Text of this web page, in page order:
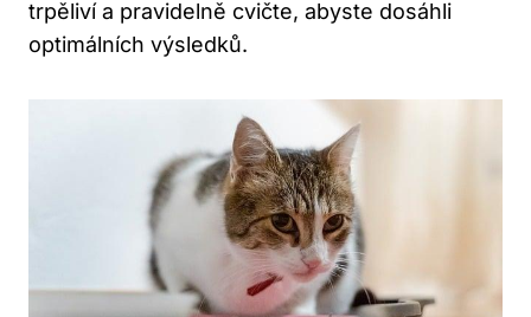
trpěliví ‍a pravidelně cvičte, abyste dosáhli
optimálních výsledků.